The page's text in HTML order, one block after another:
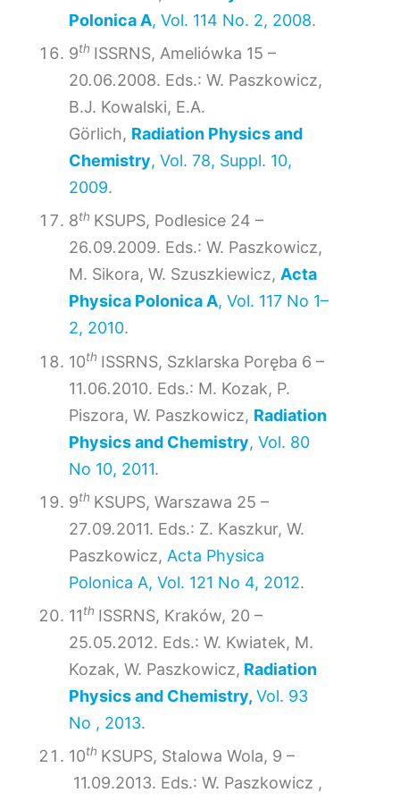
Polonica A, Vol. 114 No. 2, 2008.
9th ISSRNS, Ameliówka 15 –
20.06.2008. Eds.: W. Paszkowicz,
B.J. Kowalski, E.A.
Görlich, Radiation Physics and
Chemistry, Vol. 78, Suppl. 10,
2009.
8th KSUPS, Podlesice 24 –
26.09.2009. Eds.: W. Paszkowicz,
M. Sikora, W. Szuszkiewicz, Acta
Physica Polonica A, Vol. 117 No 1–
2, 2010.
10th ISSRNS, Szklarska Poręba 6 –
11.06.2010. Eds.: M. Kozak, P.
Piszora, W. Paszkowicz, Radiation
Physics and Chemistry, Vol. 80
No 10, 2011.
9th KSUPS, Warszawa 25 –
27.09.2011. Eds.: Z. Kaszkur, W.
Paszkowicz, Acta Physica
Polonica A, Vol. 121 No 4, 2012.
11th ISSRNS, Kraków, 20 –
25.05.2012. Eds.: W. Kwiatek, M.
Kozak, W. Paszkowicz, Radiation
Physics and Chemistry, Vol. 93
No , 2013.
10th KSUPS, Stalowa Wola, 9 –
11.09.2013. Eds.: W. Paszkowicz ,